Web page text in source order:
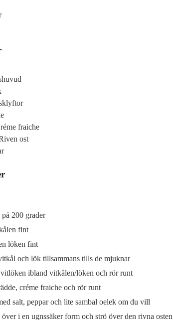
fraiche
ost
på 200 grader
fint
löken fint
och lök tillsammans tills de mjuknar
vitlöken ibland vitkålen/löken och rör runt
créme fraiche och rör runt
salt, peppar och lite sambal oelek om du vill
i en ugnssäker form och strö över den rivna osten